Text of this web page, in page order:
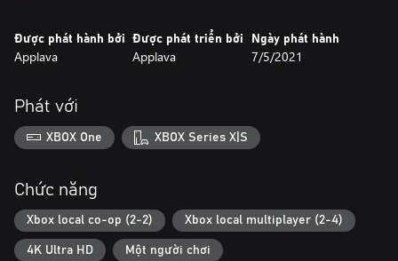
Tournament mode (2-4 local players): A battle experience where
● Deathmatch: Everyone out for themselves. Last beak standing
wins.
chosen weapon which cannot be changed for that round.
● Drop Hearts mode: A player drops some hearts when he is hurt
and he or any other player can collect them.
Được phát hành bởi
Applava
Được phát triển bởi
Applava
Ngày phát hành
7/5/2021
Phát với
XBOX One XBOX Series X|S
Chức năng
Xbox local co-op (2-2) Xbox local multiplayer (2-4)
4K Ultra HD Một người chơi